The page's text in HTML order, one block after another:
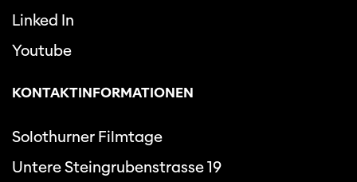
Linked In
Youtube
KONTAKTINFORMATIONEN
Solothurner Filmtage
Untere Steingrubenstrasse 19